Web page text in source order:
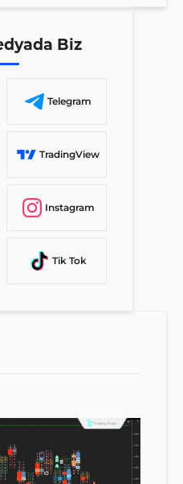
Biz
Telegram
TradingView
Instagram
Tik Tok